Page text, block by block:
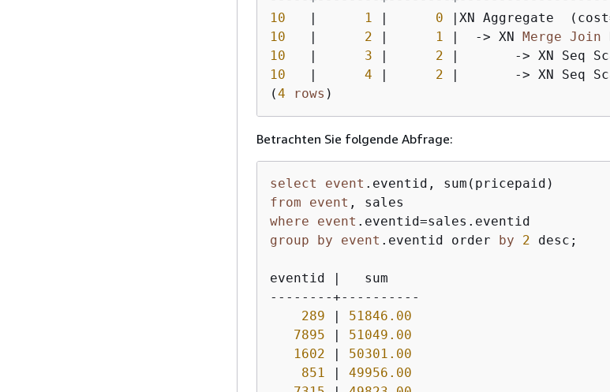
10
| 1 | 0 | XN Aggregate  (cost
10
| 2 | 1 | -> XN Merge Join
10
| 3 | 2 | -> XN Seq
10
| 4 | 2 | -> XN Seq
(4 rows )
Betrachten Sie folgende Abfrage:
select event
from
event
where
event
group
by event .eventid order by 2 desc;
eventid |   sum
--------+----------
289 | 51846.00
7895 | 51049.00
1602 | 50301.00
851
| 49956.00